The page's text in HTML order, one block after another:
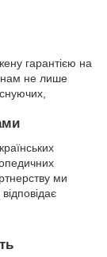
гарантією на
нам не лише
ми